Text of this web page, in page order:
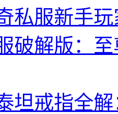
私服新手
破解版：
坦戒指全